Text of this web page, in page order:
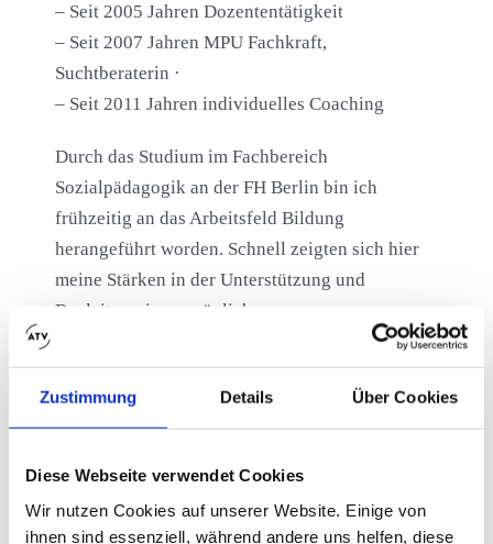
Zustimmung Details Über Cookies
Diese Webseite verwendet Cookies
Wir nutzen Cookies auf unserer Website. Einige von
ihnen sind essenziell, während andere uns helfen, diese
– Seit 2005 Jahren Dozententätigkeit
– Seit 2007 Jahren MPU Fachkraft,
Suchtberaterin ·
– Seit 2011 Jahren individuelles Coaching
Durch das Studium im Fachbereich
Sozialpädagogik an der FH Berlin bin ich
frühzeitig an das Arbeitsfeld Bildung
herangeführt worden. Schnell zeigten sich hier
meine Stärken in der Unterstützung und
Begleitung im persönlichen
Entwicklungsprozess anderer Menschen. Im
Laufe meines beruflichen Werdegangs erweiterte
sich mein Themenschwerpunkt auf das
ganzheitliche Coaching und die Unterstützung
suchtbelasteter Personen und